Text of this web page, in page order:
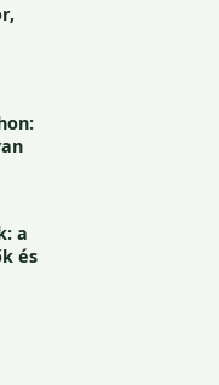
a
és